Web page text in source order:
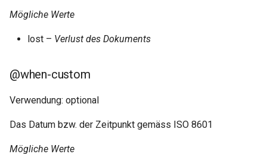
Mögliche Werte
lost – Verlust des Dokuments
@when-custom
Verwendung: optional
Das Datum bzw. der Zeitpunkt gemäss ISO 8601
Mögliche Werte